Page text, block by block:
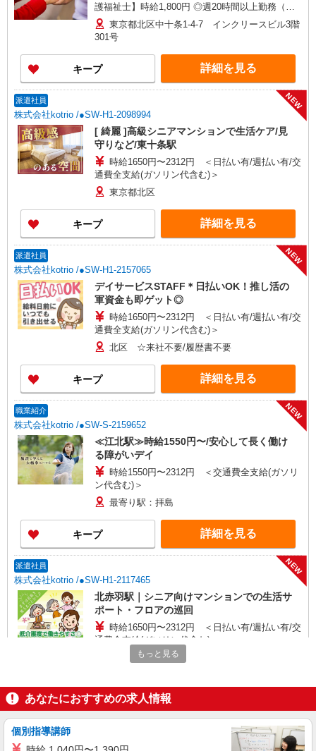
護福祉士】時給1,800円 ◎週20時間以上勤務（社
保加入者）の場合は時給1,850円 ＊早朝夜間（〜8
時、18時〜）：時給2,250円〜 ＊日曜祝日：時給
2,100円〜 【実務者研修・初任者研修（ヘルパー1
級・2級）】時給1,720円 ◎週20時間以上勤務（社
保加入者）の場合は時給1,770円 ＊早朝夜間（〜8
時、18時〜）：時給2,150円〜 ＊日曜祝日：時給
2,020円〜 ◎身体介助、生活援助が同時給 ◎キャ
ンセル手当：職務時給の60％支給 ※居住支援特別
手当は勤続5年目までの方はさらに時給＋50円（再
入社者は除く）
東京都北区中十条1-4-7 インクリースビル3階
301号
キープ 詳細を見る
派遣社員
株式会社kotrio /●SW-H1-2098994
NEW
[ 綺麗 ]高級シニアマンションで生活ケア/見
守りなど/東十条駅
時給1650円〜2312円 ＜日払い有/週払い有/交
通費全支給(ガソリン代含む)＞
東京都北区
キープ 詳細を見る
派遣社員
株式会社kotrio /●SW-H1-2157065
NEW
デイサービスSTAFF＊日払いOK！推し活の
軍資金も即ゲット◎
時給1650円〜2312円 ＜日払い有/週払い有/交
通費全支給(ガソリン代含む)＞
北区 ☆来社不要/履歴書不要
キープ 詳細を見る
職業紹介
株式会社kotrio /●SW-S-2159652
NEW
≪江北駅≫時給1550円〜/安心して長く働け
る障がいデイ
時給1550円〜2312円 ＜交通費全支給(ガソリ
ン代含む)＞
最寄り駅：拝島
キープ 詳細を見る
派遣社員
株式会社kotrio /●SW-H1-2117465
NEW
北赤羽駅｜シニア向けマンションでの生活サ
ポート・フロアの巡回
時給1650円〜2312円 ＜日払い有/週払い有/交
通費全支給(ガソリン代含む)＞
北区 ☆来社不要/履歴書不要
キープ 詳細を見る
派遣社員
株式会社kotrio /●SW-H1-2116706
NEW
もっと見る
あなたにおすすめの求人情報
個別指導講師